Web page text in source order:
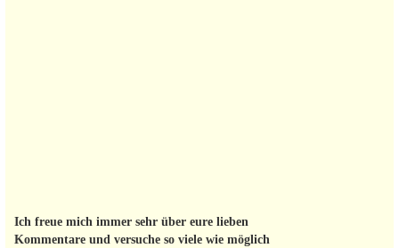
Ich freue mich immer sehr über eure lieben
Kommentare und versuche so viele wie möglich